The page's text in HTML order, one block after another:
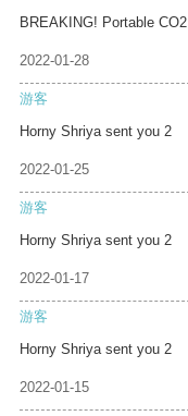
BREAKING! Portable CO2
2022-01-28
游客
Horny Shriya sent you 2
2022-01-25
游客
Horny Shriya sent you 2
2022-01-17
游客
Horny Shriya sent you 2
2022-01-15